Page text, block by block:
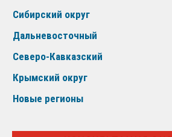
Сибирский округ
Дальневосточный
Северо-Кавказский
Крымский округ
Новые регионы